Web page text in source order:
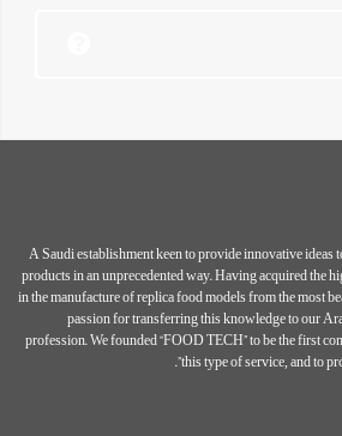
A Saudi establishment keen to provide innovative ideas
products in an unprecedented way. Having acquired the
in the manufacture of replica food models from the most
passion for transferring this knowledge to our
profession. We founded “FOOD TECH” to be the first
this type of service, and to